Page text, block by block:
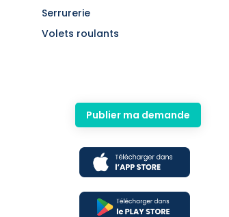
Serrurerie
Volets roulants
Publier ma demande